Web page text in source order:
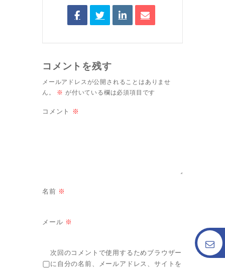
コメントを残す
メールアドレスが公開されることはありませ
ん。
※ が付いている欄は必須項目です
コメント ※
名前 ※
メール ※
次回のコメントで使用するためブラウザー
に自分の名前、メールアドレス、サイトを